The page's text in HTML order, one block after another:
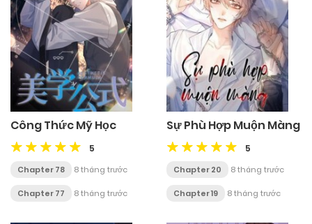
Công Thức Mỹ Học
5
Chapter 78 8 tháng trước
Chapter 77 8 tháng trước
Sự Phù Hợp Muộn Màng
5
Chapter 20 8 tháng trước
Chapter 19 8 tháng trước